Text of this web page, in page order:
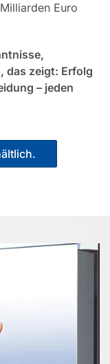
Euro
das zeigt: Erfolg
– jeden